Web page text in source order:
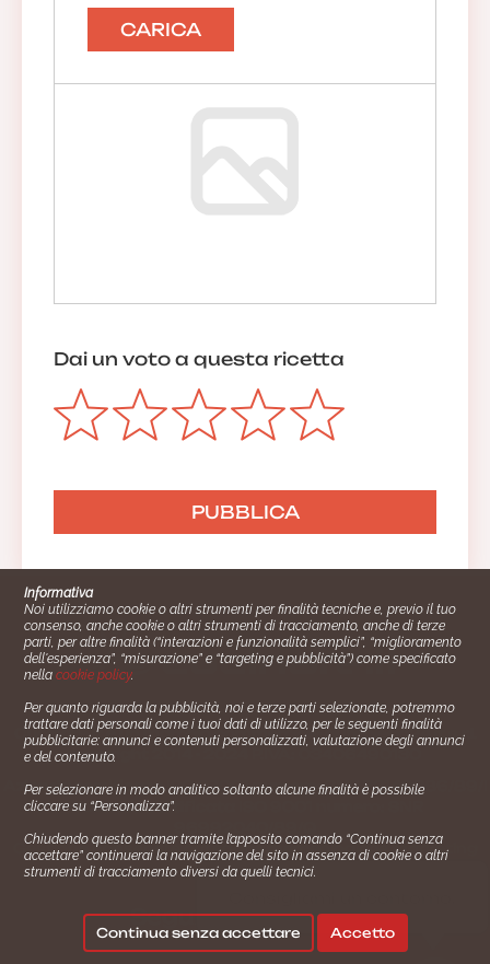
CARICA
Dai un voto a questa ricetta
Cucinare.it è un marchio commerciale di Impiego24.it s.r.l.
copyright 2014 - 2024 P.IVA: 03406490130
Azienda certiﬁcata ISO 27001 numero: SNR 73140386/89/I
- Azienda certiﬁcata ISO 9001 numero: SNR
Gestione consensi e categorie merceologiche marketing
Seguici su:
Informativa
Noi utilizziamo cookie o altri strumenti per finalità tecniche e, previo il tuo
consenso, anche cookie o altri strumenti di tracciamento, anche di terze
parti, per altre finalità (“interazioni e funzionalità semplici”, “miglioramento
dell'esperienza”, “misurazione” e “targeting e pubblicità”) come specificato
nellacookie policy.
Per quanto riguarda la pubblicità, noi e terze parti selezionate, potremmo
trattare dati personali come i tuoi dati di utilizzo, per le seguenti finalità
pubblicitarie: annunci e contenuti personalizzati, valutazione degli annunci
e del contenuto.
Per selezionare in modo analitico soltanto alcune finalità è possibile
cliccare su “Personalizza”.
Chiudendo questo banner tramite l’apposito comando “Continua senza
accettare” continuerai la navigazione del sito in assenza di cookie o altri
strumenti di tracciamento diversi da quelli tecnici.
Continua senza accettare Accetto